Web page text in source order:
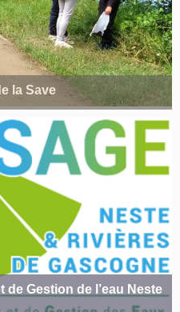
la Save
de Gestion de l’eau Neste